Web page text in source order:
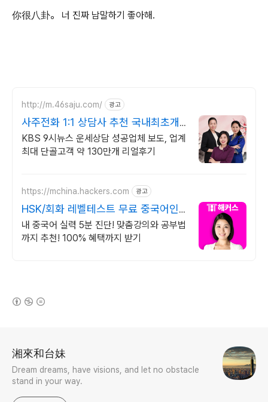
你很八卦。 너 진짜 남말하기 좋아해.
http://m.46saju.com/ 광고
사주전화 1:1 상담사 추천 국내최초개
통 운세상담26주년
KBS 9시뉴스 운세상담 성공업체 보도, 업계
최대 단골고객 약 130만개 리얼후기
https://mchina.hackers.com 광고
HSK/회화 레벨테스트 무료 중국어인
강 1위 해커스
내 중국어 실력 5분 진단! 맞춤강의와 공부법
까지 추천! 100% 혜택까지 받기
湘來和台妹
Dream dreams, have visions, and let no obstacle
stand in your way.